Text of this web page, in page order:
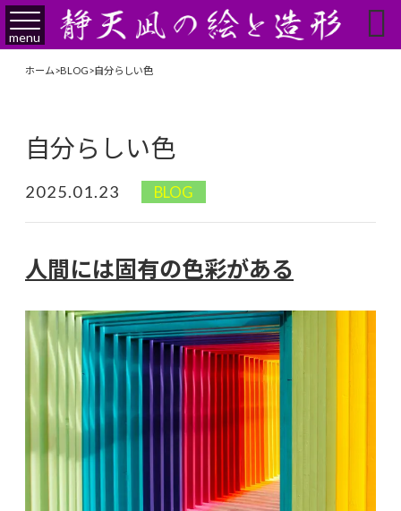
menu 
ホーム>BLOG>自分らしい色
自分らしい色
2025.01.23 BLOG
人間には固有の色彩がある